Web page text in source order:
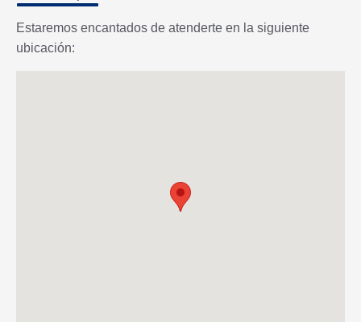
Estaremos encantados de atenderte en la siguiente
ubicación: